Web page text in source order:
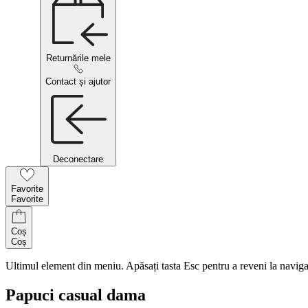
Returnările mele
Contact și ajutor
Deconectare
Favorite
Favorite
Coș
Coș
Ultimul element din meniu. Apăsați tasta Esc pentru a reveni la
Papuci casual dama